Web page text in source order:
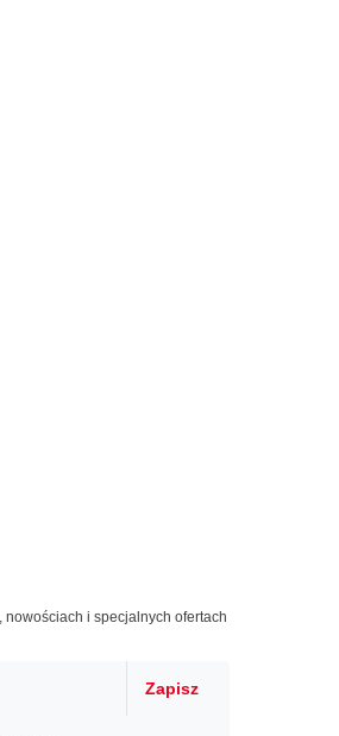
i specjalnych ofertach
Zapisz